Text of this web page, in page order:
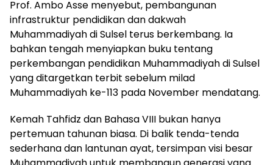
Prof. Ambo Asse menyebut, pembangunan
infrastruktur pendidikan dan dakwah
Muhammadiyah di Sulsel terus berkembang. Ia
bahkan tengah menyiapkan buku tentang
perkembangan pendidikan Muhammadiyah di Sulsel
yang ditargetkan terbit sebelum milad
Muhammadiyah ke-113 pada November mendatang.
Kemah Tahfidz dan Bahasa VIII bukan hanya
pertemuan tahunan biasa. Di balik tenda-tenda
sederhana dan lantunan ayat, tersimpan visi besar